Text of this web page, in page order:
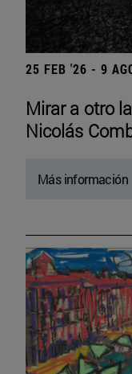
25 FEB '26 - 9
Mirar a otro
Nicolás
Más información